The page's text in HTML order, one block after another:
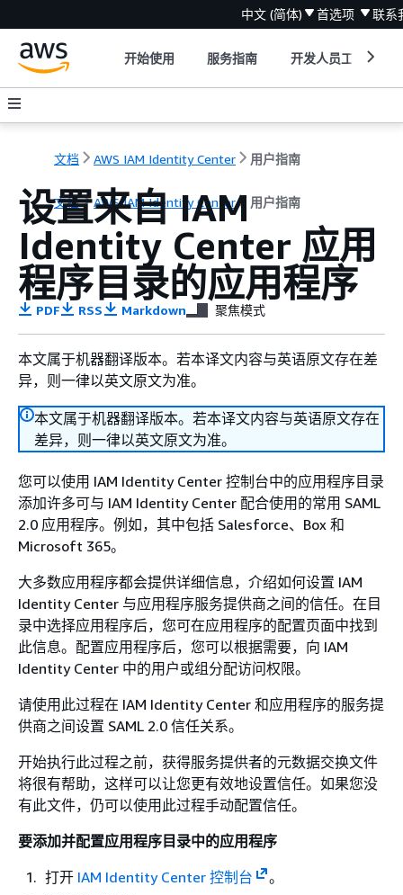
中文 (简体) 首选项 联系
开始使用 服务指南 开发人员工具
文档 AWS IAM Identity Center 用户指南
文档 AWS IAM Identity Center 用户指南
设置来自 IAM
Identity Center 应用
程序目录的应用程序
PDF RSS Markdown 聚焦模式
本文属于机器翻译版本。若本译文内容与英语原文存在差
异，则一律以英文原文为准。
本文属于机器翻译版本。若本译文内容与英语原文存在
差异，则一律以英文原文为准。
您可以使用 IAM Identity Center 控制台中的应用程序目录
添加许多可与 IAM Identity Center 配合使用的常用 SAML
2.0 应用程序。例如，其中包括 Salesforce、Box 和
Microsoft 365。
大多数应用程序都会提供详细信息，介绍如何设置 IAM
Identity Center 与应用程序服务提供商之间的信任。在目
录中选择应用程序后，您可在应用程序的配置页面中找到
此信息。配置应用程序后，您可以根据需要，向 IAM
Identity Center 中的用户或组分配访问权限。
请使用此过程在 IAM Identity Center 和应用程序的服务提
供商之间设置 SAML 2.0 信任关系。
开始执行此过程之前，获得服务提供者的元数据交换文件
将很有帮助，这样可以让您更有效地设置信任。如果您没
有此文件，仍可以使用此过程手动配置信任。
要添加并配置应用程序目录中的应用程序
打开 IAM Identity Center 控制台
。